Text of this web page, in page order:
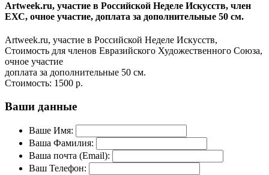
Artweek.ru, участие в Российской Неделе Искусств, член
ЕХС, очное участие, доплата за дополнительные 50 см.
Artweek.ru, участие в Российской Неделе Искусств,
Стоимость для членов Евразийского Художественного Союза,
очное участие
доплата за дополнительные 50 см.
Стоимость: 1500 р.
Ваши данные
Ваше Имя:
Ваша Фамилия:
Ваша почта (Email):
Ваш Телефон: